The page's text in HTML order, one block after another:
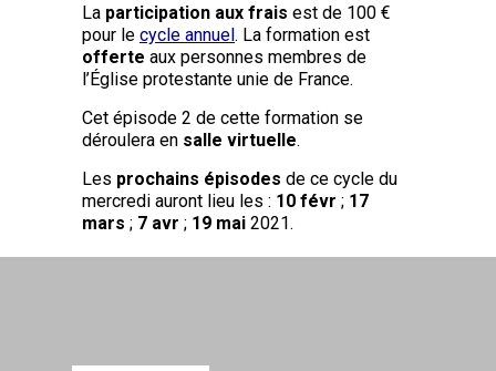
La participation aux frais est de 100 €
pour le cycle annuel. La formation est
offerte aux personnes membres de
l’Église protestante unie de France.
Cet épisode 2 de cette formation se
déroulera en salle virtuelle.
Les prochains épisodes de ce cycle du
mercredi auront lieu les : 10 févr ; 17
mars ; 7 avr ; 19 mai 2021.